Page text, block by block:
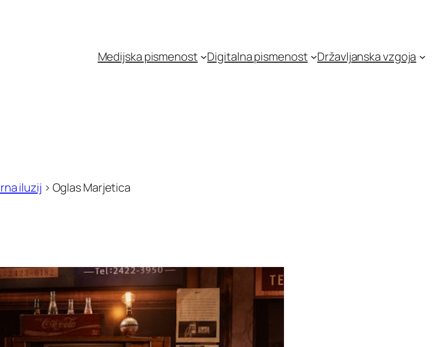
Medijska pismenost Digitalna pismenost Državljanska vzgoja
iluzij > Oglas Marjetica